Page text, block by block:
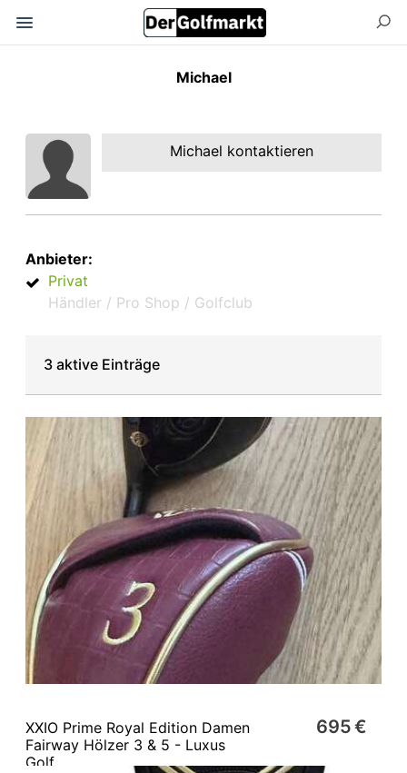
Michael
Michael kontaktieren
Anbieter:
Privat
Händler / Pro Shop / Golfclub
3 aktive Einträge
XXIO Prime Royal Edition Damen
Fairway Hölzer 3 & 5 - Luxus
Golf
695 €